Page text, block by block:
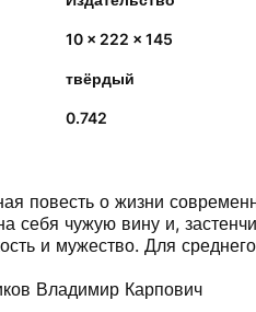
10 x 222 x 145
твёрдый
0.742
повесть о жизни
себя чужую вину и,
и мужество. Для
Владимир Карпович